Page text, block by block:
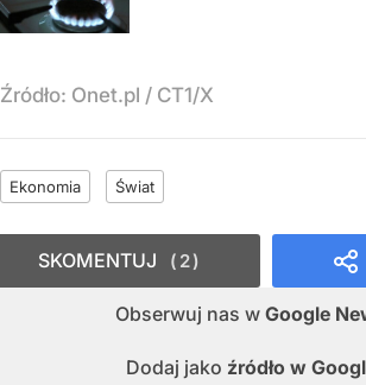
Źródło: Onet.pl / CT1/X
Ekonomia Świat
Obserwuj nas w Google
Dodaj jako źródło w
SKOMENTUJ 2